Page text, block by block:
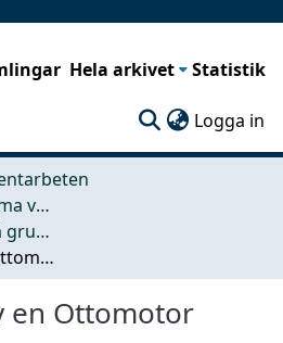
Hela arkivet Statistik
Logga in
Mekanik och maritima vetenskaper (M2)
Examensarbeten på grundnivå
Optimering av en Ottomotor
en Ottomotor